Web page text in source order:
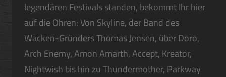
legendären Festivals standen, bekommt Ihr hier
auf die Ohren: Von Skyline, der Band des
Wacken-Gründers Thomas Jensen, über Doro,
Arch Enemy, Amon Amarth, Accept, Kreator,
Nightwish bis hin zu Thundermother, Parkway